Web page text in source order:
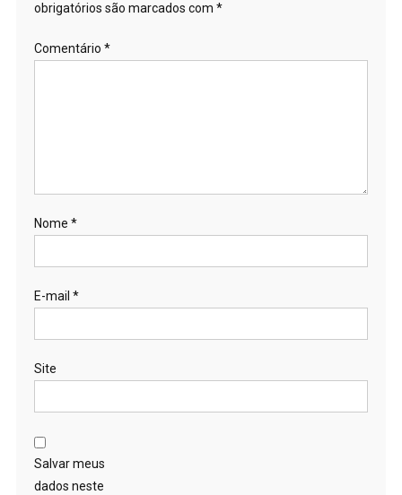
obrigatórios são marcados com *
Comentário *
Nome *
E-mail *
Site
Salvar meus
dados neste